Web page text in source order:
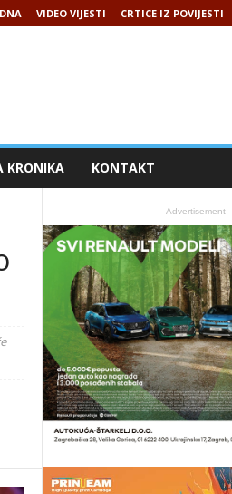
VIDEO VIJESTI CRTICE IZ POVIJESTI
KRONIKA KONTAKT
- Advertisement -